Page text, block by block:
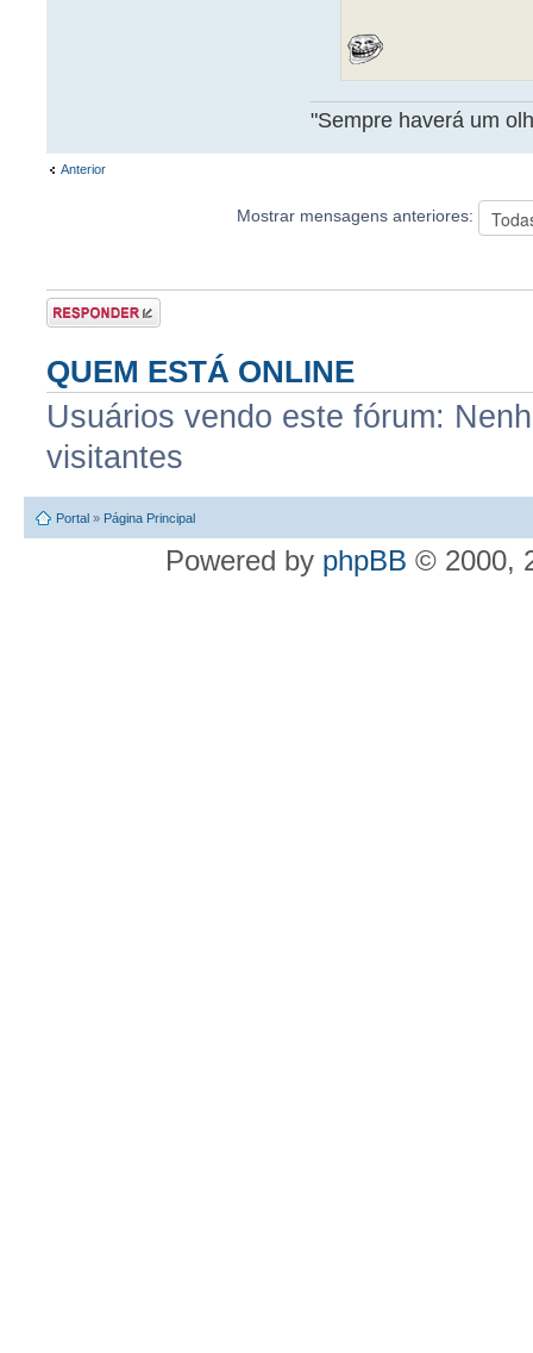
"Sempre haverá um
Anterior
Mostrar mensagens anteriores:
Postar uma
resposta
QUEM ESTÁ ONLINE
Usuários vendo este fórum:
visitantes
Portal » Página Principal
Powered by phpBB © 2000,